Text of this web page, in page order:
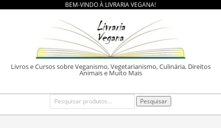
BEM-VINDO À LIVRARIA VEGANA!
LIVRARIA
Livros e Cursos sobre Veganismo, Vegetarianismo, Culinária, Direitos
Animais e Muito Mais
Primary
Pesquisar
por:
Pesquisar